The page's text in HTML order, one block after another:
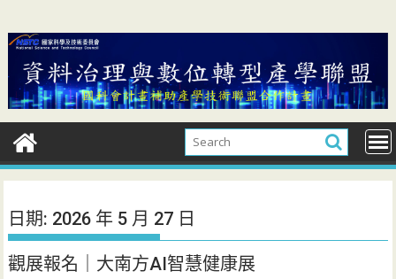
to
content
日期: 2026 年 5 月 27 日
觀展報名｜大南方AI智慧健康展